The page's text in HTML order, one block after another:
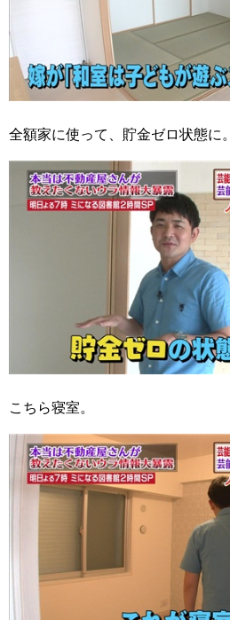
全額家に使って、貯金ゼロ状態に。
こちら寝室。